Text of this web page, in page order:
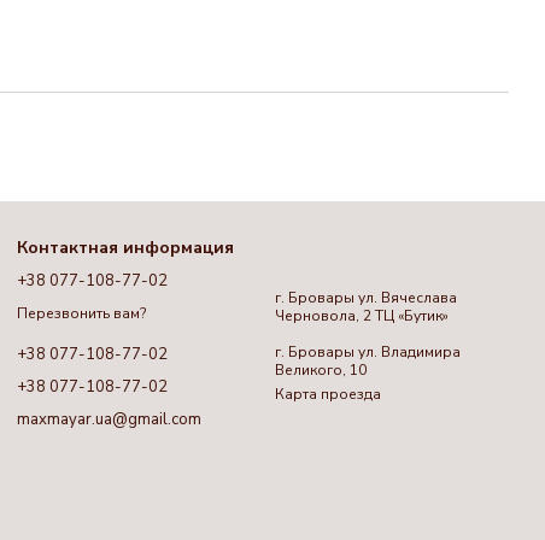
Контактная информация
+38 077-108-77-02
Перезвонить вам?
+38 077-108-77-02
+38 077-108-77-02
maxmayar.ua@gmail.com
г. Бровары ул. Вячеслава
Черновола, 2 ТЦ «Бутик»
г. Бровары ул. Владимира
Великого, 10
Карта проезда